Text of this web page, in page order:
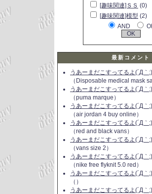
[趣味関連]ＳＳ (0)
[趣味関連]模型 (2)
AND
最新コメント
うあーまだこすってるよ(´Д｀;)
（Disposable medical mask
うあーまだこすってるよ(´Д｀;)
（puma marque）
うあーまだこすってるよ(´Д｀;)
（air jordan 4 buy online）
うあーまだこすってるよ(´Д｀;)
（red and black vans）
うあーまだこすってるよ(´Д｀;)
（vans size 2）
うあーまだこすってるよ(´Д｀;)
（nike free flyknit 5.0 red）
うあーまだこすってるよ(´Д｀;)
（）
うあーまだこすってるよ(´Д｀;)